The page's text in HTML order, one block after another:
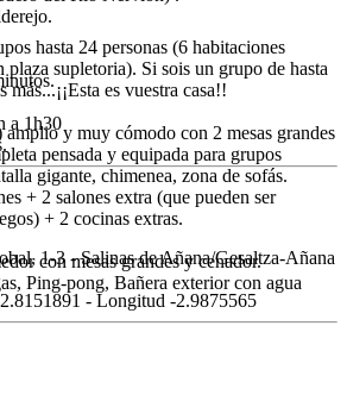
hasta 24 personas (6 habitaciones
plaza supletoria). Si sois un grupo de hasta
más...¡¡Esta es vuestra casa!!
y muy cómodo con 2 mesas grandes
pensada y equipada para grupos
gigante, chimenea, zona de sofás.
+ 2 salones extra (que pueden ser
+ 2 cocinas extras.
con mesas grandes y cenador.
Ping-pong, Bañera exterior con agua
a 1h30
1-3 - Salinas de Añana/Gesaltza-Añana
- Longitud -2.9875565